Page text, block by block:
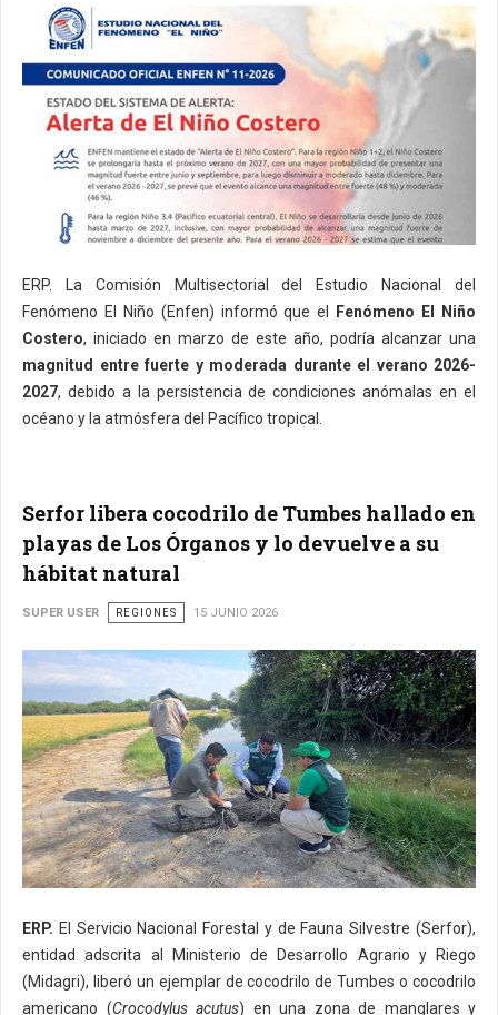
ERP. La Comisión Multisectorial del Estudio Nacional del
Fenómeno El Niño (Enfen) informó que el Fenómeno El Niño
Costero, iniciado en marzo de este año, podría alcanzar una
magnitud entre fuerte y moderada durante el verano 2026-
2027, debido a la persistencia de condiciones anómalas en el
océano y la atmósfera del Pacífico tropical.
Serfor libera cocodrilo de Tumbes hallado en
playas de Los Órganos y lo devuelve a su
hábitat natural
SUPER USER REGIONES 15 JUNIO 2026
ERP. El Servicio Nacional Forestal y de Fauna Silvestre (Serfor),
entidad adscrita al Ministerio de Desarrollo Agrario y Riego
(Midagri), liberó un ejemplar de cocodrilo de Tumbes o cocodrilo
americano (Crocodylus acutus) en una zona de manglares y